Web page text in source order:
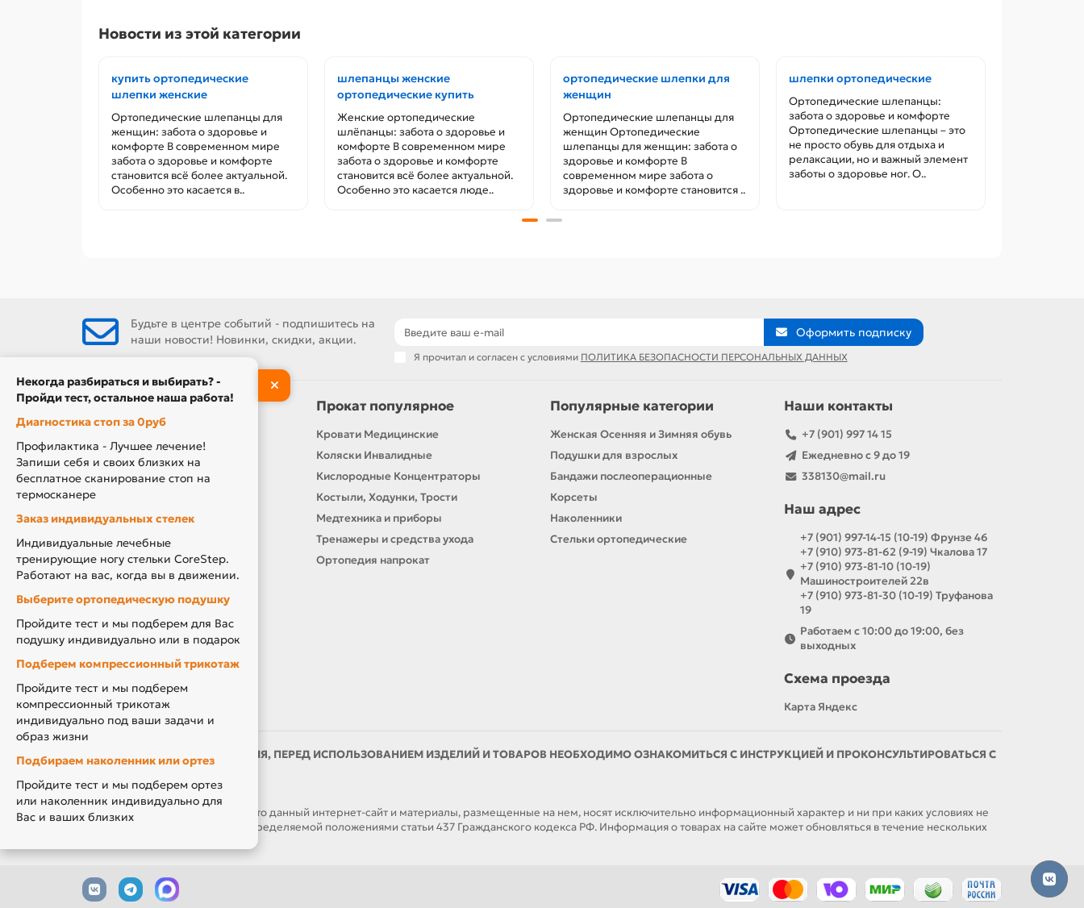
Новости из этой категории
купить ортопедические
шлепки женские
Ортопедические шлепанцы для
женщин: забота о здоровье и
комфорте В современном мире
забота о здоровье и комфорте
становится всё более актуальной.
Особенно это касается в..
шлепанцы женские
ортопедические купить
Женские ортопедические
шлёпанцы: забота о здоровье и
комфорте В современном мире
забота о здоровье и комфорте
становится всё более актуальной.
Особенно это касается люде..
ортопедические шлепки для
женщин
Ортопедические шлепанцы для
женщин Ортопедические
шлепанцы для женщин: забота о
здоровье и комфорте В
современном мире забота о
здоровье и комфорте становится ..
шлепки ортопедические
Ортопедические шлепанцы:
забота о здоровье и комфорте
Ортопедические шлепанцы – это
не просто обувь для отдыха и
релаксации, но и важный элемент
заботы о здоровье ног. О..
Будьте в центре событий - подпишитесь на
наши новости! Новинки, скидки, акции.
Оформить подписку
Я прочитал и согласен с условиями ПОЛИТИКА БЕЗОПАСНОСТИ ПЕРСОНАЛЬНЫХ ДАННЫХ
Информация
О нас
Производители
Новости
Оплата и доставка
Подарочный сертификат
Товары по Акции
Акция Вторая Жизнь
Акция Скидка за Отзыв
Компенсация за ТСР
Прокат популярное
Кровати Медицинские
Коляски Инвалидные
Кислородные Концентраторы
Костыли, Ходунки, Трости
Медтехника и приборы
Тренажеры и средства ухода
Ортопедия напрокат
Популярные категории
Женская Осенняя и Зимняя обувь
Подушки для взрослых
Бандажи послеоперационные
Корсеты
Наколенники
Стельки ортопедические
Наши контакты
+7 (901) 997 14 15
Ежедневно с 9 до 19
338130@mail.ru
Наш адрес
+7 (901) 997-14-15 (10-19) Фрунзе 46
+7 (910) 973-81-62 (9-19) Чкалова 17
+7 (910) 973-81-10 (10-19)
Машиностроителей 22в
+7 (910) 973-81-30 (10-19) Труфанова
19
Работаем с 10:00 до 19:00, без
выходных
Схема проезда
Карта Яндекс
ИМЕЮТСЯ ПРОТИВОПОКАЗАНИЯ, ПЕРЕД ИСПОЛЬЗОВАНИЕМ ИЗДЕЛИЙ И ТОВАРОВ НЕОБХОДИМО ОЗНАКОМИТЬСЯ С ИНСТРУКЦИЕЙ И ПРОКОНСУЛЬТИРОВАТЬСЯ С
ВРАЧОМ
ОБРАЩАЕМ ВАШЕ ВНИМАНИЕ, что данный интернет-сайт и материалы, размещенные на нем, носят исключительно информационный характер и ни при каких условиях не
являются публичной офертой, определяемой положениями статьи 437 Гражданского кодекса РФ. Информация о товарах на сайте может обновляться в течение нескольких
Некогда разбираться и выбирать? -
Пройди тест, остальное наша работа!
Диагностика стоп за 0руб
Профилактика - Лучшее лечение!
Запиши себя и своих близких на
бесплатное сканирование стоп на
термосканере
Заказ индивидуальных стелек
Индивидуальные лечебные
тренирующие ногу стельки CoreStep.
Работают на вас, когда вы в движении.
Выберите ортопедическую подушку
Пройдите тест и мы подберем для Вас
подушку индивидуально или в подарок
Подберем компрессионный трикотаж
Пройдите тест и мы подберем
компрессионный трикотаж
индивидуально под ваши задачи и
образ жизни
Подбираем наколенник или ортез
Пройдите тест и мы подберем ортез
или наколенник индивидуально для
Вас и ваших близких